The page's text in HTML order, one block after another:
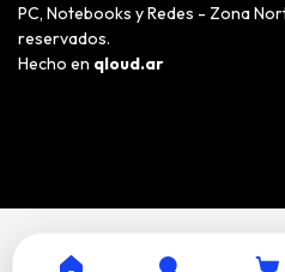
PC, Notebooks y Redes - Zona
reservados.
Hecho en qloud.ar